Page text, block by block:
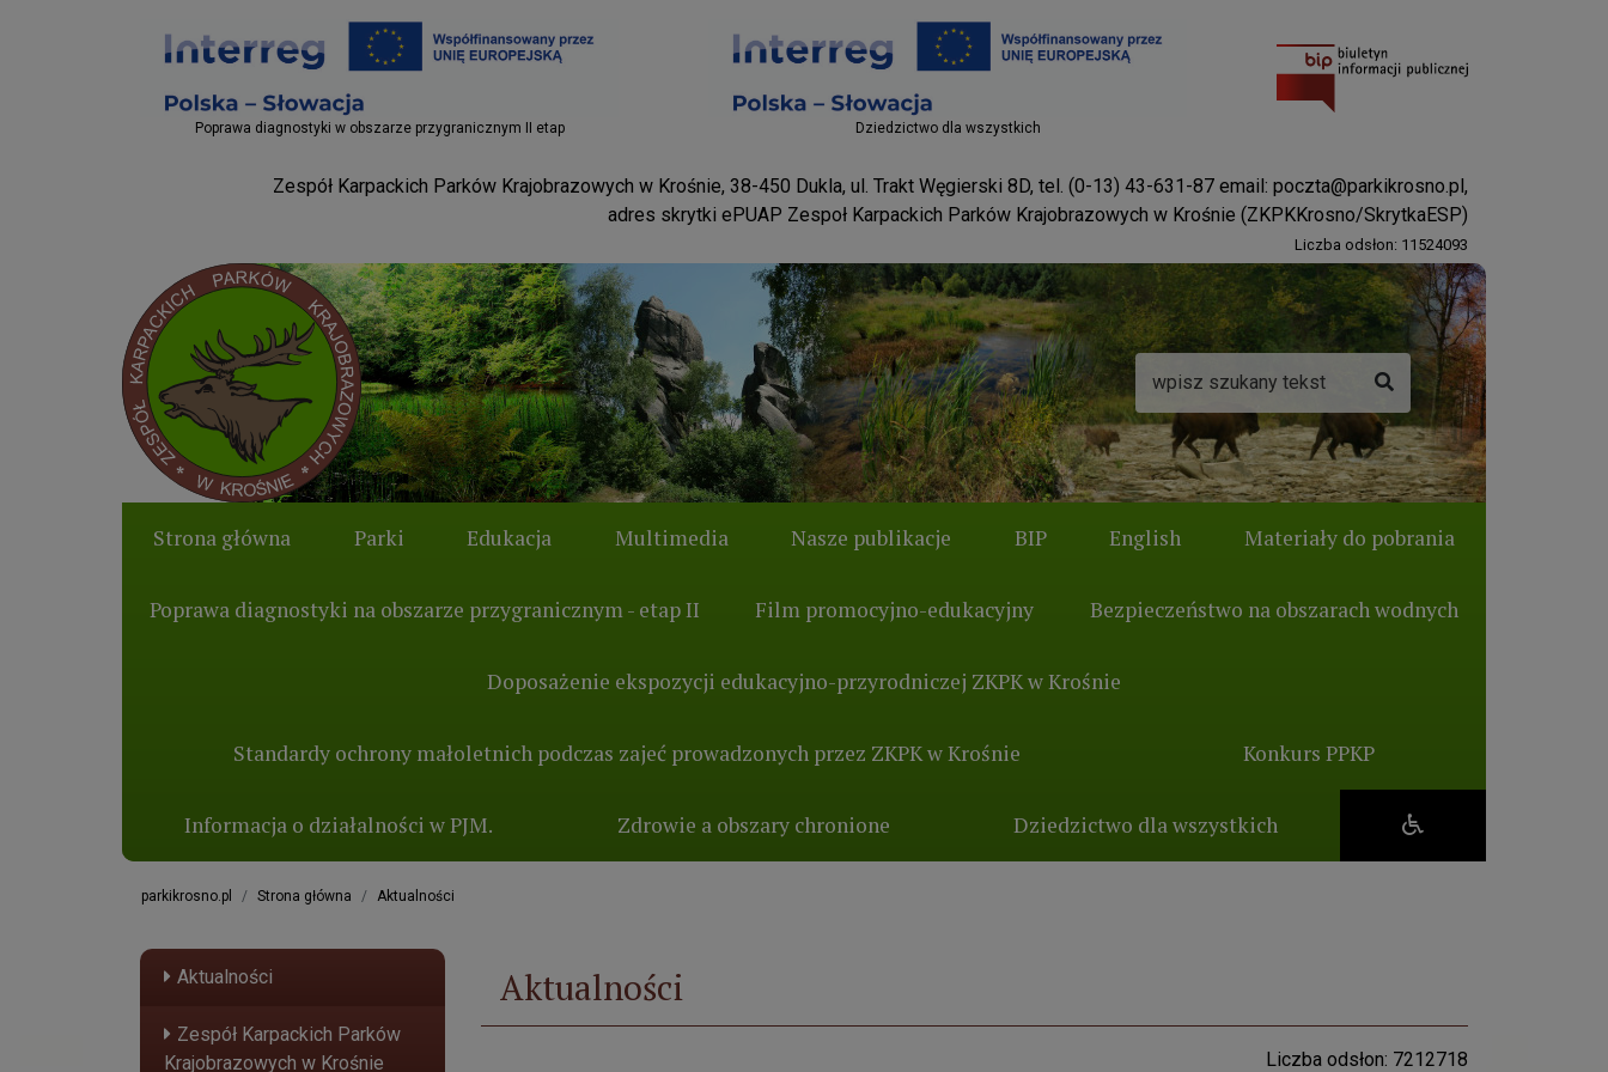
Projekty EU
Poprawa diagnostyki w obszarze przygranicznym II etap
Projekty EU
Dziedzictwo dla wszystkich
Zespół Karpackich Parków Krajobrazowych w Krośnie, 38-450 Dukla, ul. Trakt Węgierski 8D, tel. (0-13) 43-631-87 email: poczta@parkikrosno.pl,
adres skrytki ePUAP Zespoł Karpackich Parków Krajobrazowych w Krośnie (ZKPKKrosno/SkrytkaESP)
Liczba odsłon: 11524093
Parki Krosno
Logo serwisu
Wyszukiwarka
Strona główna Parki Edukacja Multimedia Nasze publikacje BIP English Materiały do pobrania
Poprawa diagnostyki na obszarze przygranicznym - etap II Film promocyjno-edukacyjny Bezpieczeństwo na obszarach wodnych
Doposażenie ekspozycji edukacyjno-przyrodniczej ZKPK w Krośnie
Standardy ochrony małoletnich podczas zajeć prowadzonych przez ZKPK w Krośnie Konkurs PPKP
Informacja o działalności w PJM. Zdrowie a obszary chronione Dziedzictwo dla wszystkich
parkikrosno.pl Strona główna Aktualności
Aktualności
Zespół Karpackich Parków
Krajobrazowych w Krośnie
Aktualności
Liczba odsłon: 7212718